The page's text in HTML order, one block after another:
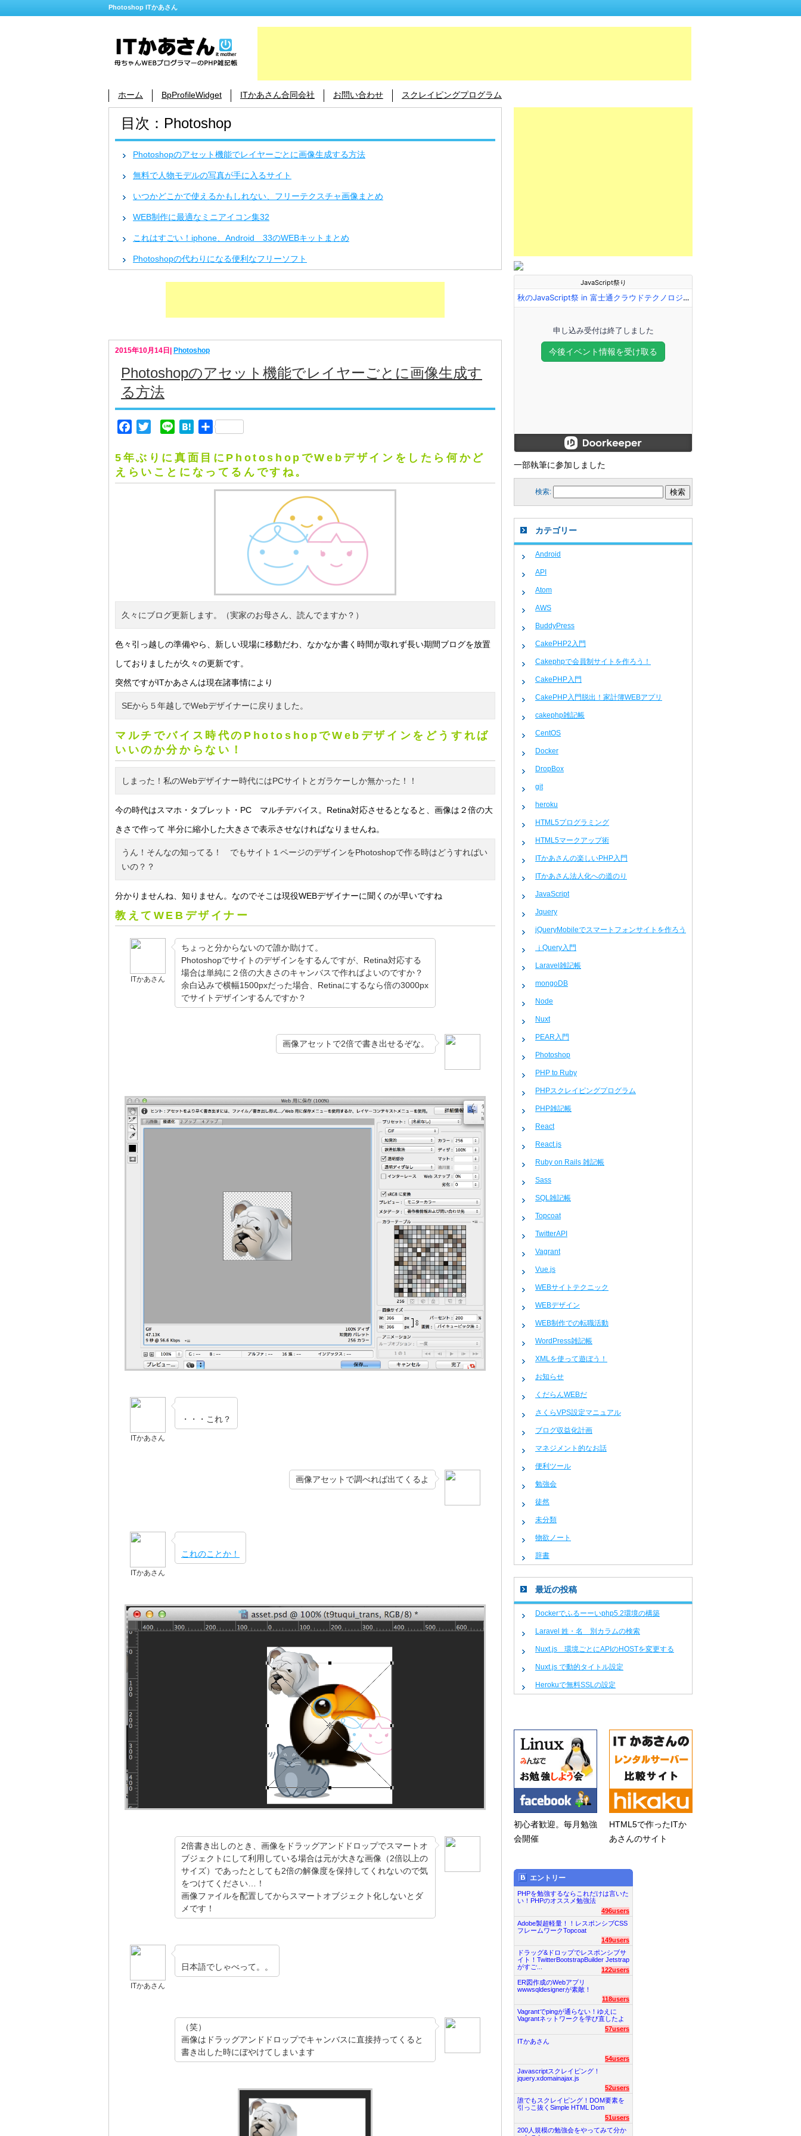
Photoshop ITかあさん
ホーム BpProfileWidget ITかあさん合同会社 お問い合わせ スクレイピングプログラム
目次：Photoshop
Photoshopのアセット機能でレイヤーごとに画像生成する方法
無料で人物モデルの写真が手に入るサイト
いつかどこかで使えるかもしれない、フリーテクスチャ画像まとめ
WEB制作に最適なミニアイコン集32
これはすごい！iphone、Android 33のWEBキットまとめ
Photoshopの代わりになる便利なフリーソフト
2015年10月14日 Photoshop
Photoshopのアセット機能でレイヤーごとに画像生成す
る方法
Facebook
Twitter Line Hatena
共
5年ぶりに真面目にPhotoshopでWebデザインをしたら何かど
えらいことになってるんですね。
久々にブログ更新します。（実家のお母さん、読んでますか？）
色々引っ越しの準備やら、新しい現場に移動だわ、なかなか書く時間が取れず長い期間ブログを放置
しておりましたが久々の更新です。
突然ですがITかあさんは現在諸事情により
SEから５年越しでWebデザイナーに戻りました。
マルチでバイス時代のPhotoshopでWebデザインをどうすれば
いいのか分からない！
しまった！私のWebデザイナー時代にはPCサイトとガラケーしか無かった！！
今の時代はスマホ・タブレット・PC マルチデバイス。Retina対応させるとなると、画像は２倍の大
きさで作って 半分に縮小した大きさで表示させなければなりませんね。
うん！そんなの知ってる！ でもサイト１ページのデザインをPhotoshopで作る時はどうすればい
いの？？
分かりませんね、知りません。なのでそこは現役WEBデザイナーに聞くのが早いですね
教えてWEBデザイナー
ITかあさん
ちょっと分からないので誰か助けて。
Photoshopでサイトのデザインをするんですが、Retina対応する
場合は単純に２倍の大きさのキャンバスで作ればよいのですか？
余白込みで横幅1500pxだった場合、Retinaにするなら倍の3000px
でサイトデザインするんですか？
画像アセットで2倍で書き出せるぞな。
ITかあさん
・・・これ？
画像アセットで調べれば出てくるよ
ITかあさん
これのことか！
2倍書き出しのとき、画像をドラッグアンドドロップでスマートオ
ブジェクトにして利用している場合は元が大きな画像（2倍以上の
サイズ）であったとしても2倍の解像度を保持してくれないので気
をつけてください…！
画像ファイルを配置してからスマートオブジェクト化しないとダ
メです！
ITかあさん
日本語でしゃべって。。
（笑）
画像はドラッグアンドドロップでキャンバスに直接持ってくると
書き出した時にぼやけてしまいます
一部執筆に参加しました
検索:
カテゴリー
Android
API
Atom
AWS
BuddyPress
CakePHP2入門
Cakephpで会員制サイトを作ろう！
CakePHP入門
CakePHP入門脱出！家計簿WEBアプリ
cakephp雑記帳
CentOS
Docker
DropBox
git
heroku
HTML5プログラミング
HTML5マークアップ術
ITかあさんの楽しいPHP入門
ITかあさん法人化への道のり
JavaScript
Jquery
jQueryMobileでスマートフォンサイトを作ろう
ｊQuery入門
Laravel雑記帳
mongoDB
Node
Nuxt
PEAR入門
Photoshop
PHP to Ruby
PHPスクレイピングプログラム
PHP雑記帳
React
React.js
Ruby on Rails 雑記帳
Sass
SQL雑記帳
Topcoat
TwitterAPI
Vagrant
Vue.js
WEBサイトテクニック
WEBデザイン
WEB制作での転職活動
WordPress雑記帳
XMLを使って遊ぼう！
お知らせ
くだらんWEBだ
さくらVPS設定マニュアル
ブログ収益化計画
マネジメント的なお話
便利ツール
勉強会
徒然
未分類
物欲ノート
辞書
最近の投稿
Dockerでふるーーいphp5.2環境の構築
Laravel 姓・名 別カラムの検索
Nuxt.js 環境ごとにAPIのHOSTを変更する
Nuxt.js で動的タイトル設定
Herokuで無料SSLの設定
初心者歓迎。毎月勉強
会開催
HTML5で作ったITか
あさんのサイト
エントリー
PHPを勉強するならこれだけは言いた
い！PHPのオススメ勉強法
496users
Adobe製超軽量！！レスポンシブCSS
フレームワークTopcoat
149users
ドラッグ&ドロップでレスポンシブサ
イト！TwitterBootstrapBuilder Jetstrap
がすご...
122users
ER図作成のWebアプリ
wwwsqldesignerが素敵！
118users
Vagrantでpingが通らない！ゆえに
Vagrantネットワークを学び直したよ
57users
ITかあさん
54users
Javascriptスクレイピング！
jquery.xdomainajax.js
52users
誰でもスクレイピング！DOM要素を
引っこ抜くSimple HTML Dom
51users
200人規模の勉強会をやってみて分か